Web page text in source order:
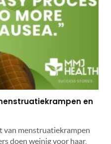
en
van menstruatiekrampen
doen weinig voor haar,